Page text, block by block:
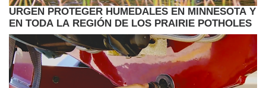
URGEN PROTEGER HUMEDALES EN MINNESOTA Y
EN TODA LA REGIÓN DE LOS PRAIRIE POTHOLES